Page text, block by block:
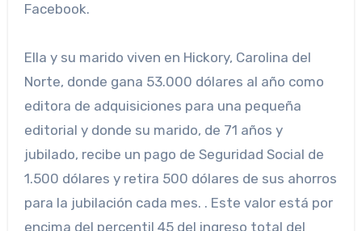
Facebook.
Ella y su marido viven en Hickory, Carolina del
Norte, donde gana 53.000 dólares al año como
editora de adquisiciones para una pequeña
editorial y donde su marido, de 71 años y
jubilado, recibe un pago de Seguridad Social de
1.500 dólares y retira 500 dólares de sus ahorros
para la jubilación cada mes. . Este valor está por
encima del percentil 45 del ingreso total del